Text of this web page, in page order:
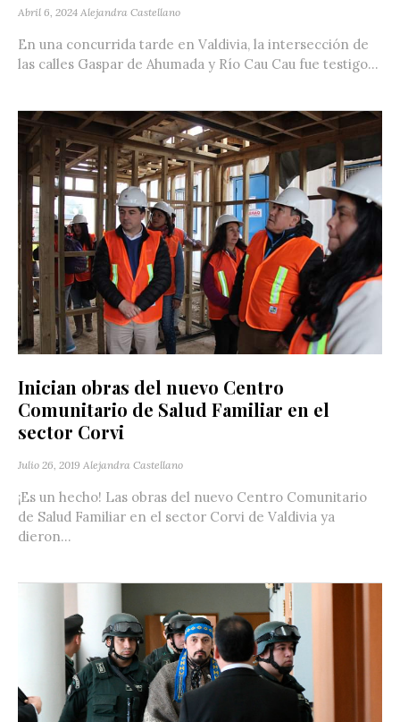
Abril 6, 2024 Alejandra Castellano
En una concurrida tarde en Valdivia, la intersección de
las calles Gaspar de Ahumada y Río Cau Cau fue testigo...
Inician obras del nuevo Centro
Comunitario de Salud Familiar en el
sector Corvi
Julio 26, 2019 Alejandra Castellano
¡Es un hecho! Las obras del nuevo Centro Comunitario
de Salud Familiar en el sector Corvi de Valdivia ya
dieron...